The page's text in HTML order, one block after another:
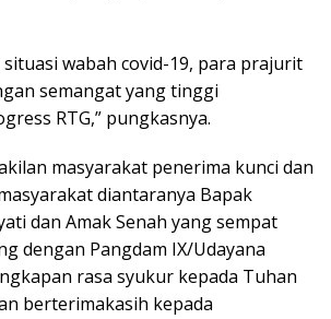
situasi wabah covid-19, para prajurit
semangat yang tinggi
RTG,” pungkasnya.
masyarakat penerima kunci dan
diantaranya Bapak
dan Amak Senah yang sempat
dengan Pangdam IX/Udayana
rasa syukur kepada Tuhan
berterimakasih kepada